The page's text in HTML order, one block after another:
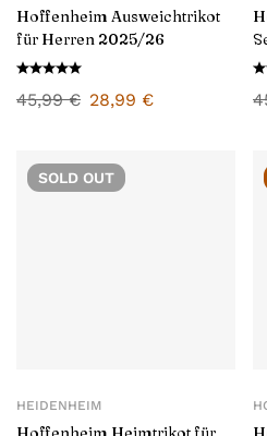
Hoffenheim Ausweichtrikot
für Herren 2025/26
45,99€ 28,99 €
SOLD OUT
HEIDENHEIM